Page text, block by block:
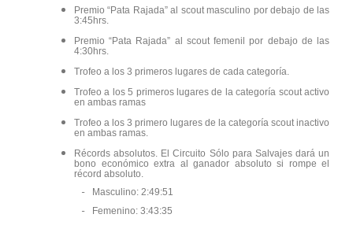
Premio “Pata Rajada” al scout masculino por debajo de las
3:45hrs.
Premio “Pata Rajada” al scout femenil por debajo de las
4:30hrs.
Trofeo a los 3 primeros lugares de cada categoría.
Trofeo a los 5 primeros lugares de la categoría scout activo
en ambas ramas
Trofeo a los 3 primero lugares de la categoría scout inactivo
en ambas ramas.
Récords absolutos. El Circuito Sólo para Salvajes dará un
bono económico extra al ganador absoluto si rompe el
récord absoluto.
-
Masculino: 2:49:51
-
Femenino: 3:43:35